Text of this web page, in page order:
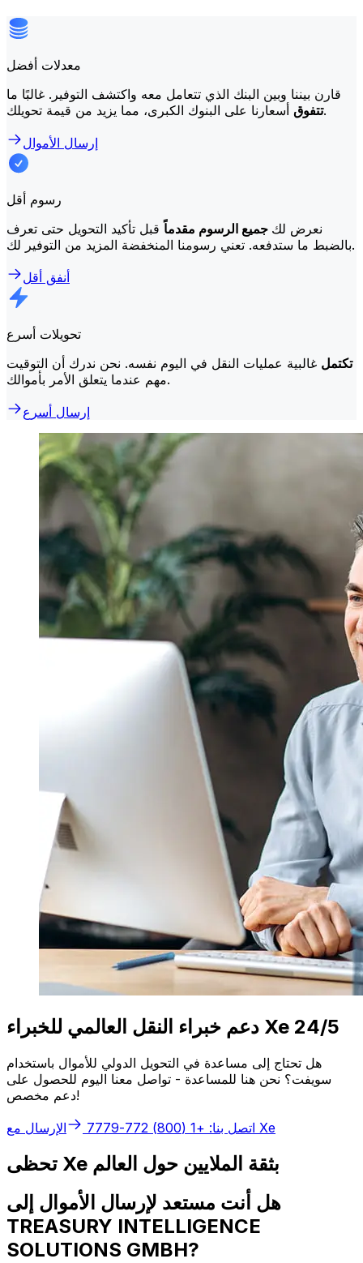
معدلات أفضل
قارن بيننا وبين البنك الذي تتعامل معه واكتشف التوفير. غالبًا ما
تتفوقأسعارنا على البنوك الكبرى، مما يزيد من قيمة تحويلك.
إرسال الأموال
رسوم أقل
نعرض لك جميع الرسوم مقدماًقبل تأكيد التحويل حتى تعرف
بالضبط ما ستدفعه. تعني رسومنا المنخفضة المزيد من التوفير لك.
أنفق أقل
تحويلات أسرع
تكتمل غالبية عمليات النقل في اليوم نفسه. نحن ندرك أن التوقيت
مهم عندما يتعلق الأمر بأموالك.
إرسال أسرع
دعم خبراء النقل العالمي للخبراء Xe 24/5
هل تحتاج إلى مساعدة في التحويل الدولي للأموال باستخدام
سويفت؟ نحن هنا للمساعدة - تواصل معنا اليوم للحصول على
دعم مخصص!
اتصل بنا: +1 (800) 772-7779 الإرسال مع Xe
تحظى Xe بثقة الملايين حول العالم
هل أنت مستعد لإرسال الأموال إلى
TREASURY INTELLIGENCE
SOLUTIONS GMBH?